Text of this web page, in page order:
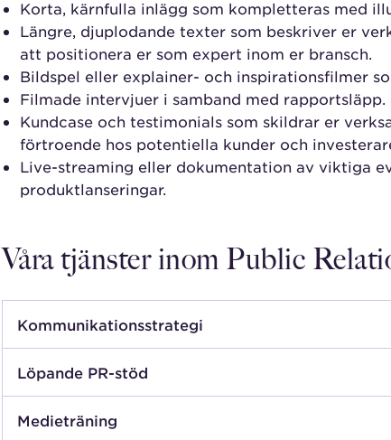
Korta, kärnfulla inlägg som kompletteras med
Längre, djuplodande texter som beskriver er
att positionera er som expert inom er bransch.
Bildspel eller explainer- och inspirationsfilmer
Filmade intervjuer i samband med rapportsläpp.
Kundcase och testimonials som skildrar er
förtroende hos potentiella kunder och
Live-streaming eller dokumentation av viktiga
produktlanseringar.
Våra tjänster inom Public
Kommunikations­strategi
Löpande PR-stöd
Medieträning